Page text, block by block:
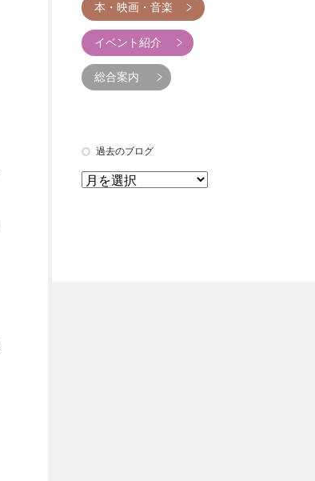
本・映画・音楽
イベント紹介
総合案内
過去のブログ